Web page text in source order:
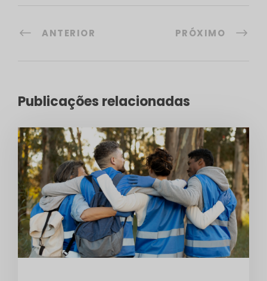
ANTERIOR PRÓXIMO
Publicações relacionadas